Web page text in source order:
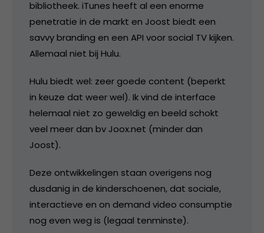
bibliotheek. iTunes heeft al een enorme
penetratie in de markt en Joost biedt een
savvy branding en een API voor social TV kijken.
Allemaal niet bij Hulu.
Hulu biedt wel: zeer goede content (beperkt
in keuze dat weer wel). Ik vind de interface
helemaal niet zo geweldig en beeld schokt
veel meer dan bv Joox.net (minder dan
Joost).
Deze ontwikkelingen staan overigens nog
dusdanig in de kinderschoenen, dat sociale,
interactieve en on demand video consumptie
nog even weg is (legaal tenminste).